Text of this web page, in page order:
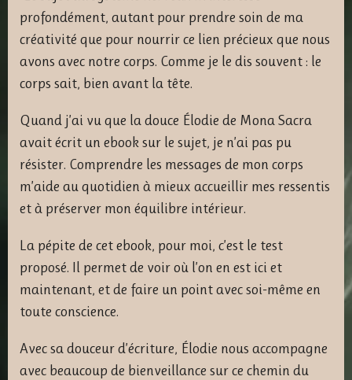
profondément, autant pour prendre soin de ma
créativité que pour nourrir ce lien précieux que nous
avons avec notre corps. Comme je le dis souvent : le
corps sait, bien avant la tête.
Quand j’ai vu que la douce Élodie de Mona Sacra
avait écrit un ebook sur le sujet, je n’ai pas pu
résister. Comprendre les messages de mon corps
m’aide au quotidien à mieux accueillir mes ressentis
et à préserver mon équilibre intérieur.
La pépite de cet ebook, pour moi, c’est le test
proposé. Il permet de voir où l’on en est ici et
maintenant, et de faire un point avec soi-même en
toute conscience.
Avec sa douceur d’écriture, Élodie nous accompagne
avec beaucoup de bienveillance sur ce chemin du